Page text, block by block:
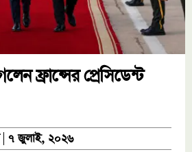
ফ্রান্সের প্রেসিডেন্ট
৭ জুলাই, ২০২৬